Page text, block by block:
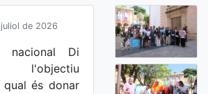
de 2026
nacional Di
l'objectiu
és donar